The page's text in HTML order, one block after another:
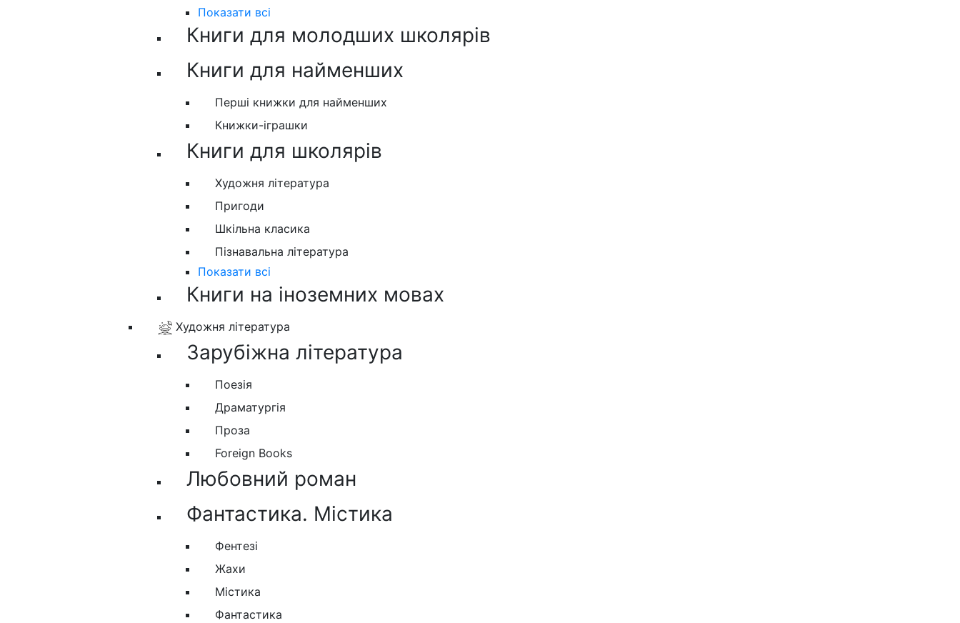
Показати всі
Книги для молодших школярів
Книги для найменших
Перші книжки для найменших
Книжки-іграшки
Книги для школярів
Художня література
Пригоди
Шкільна класика
Пізнавальна література
Показати всі
Книги на іноземних мовах
Художня література
Зарубіжна література
Поезія
Драматургія
Проза
Foreign Books
Любовний роман
Фантастика. Містика
Фентезі
Жахи
Містика
Фантастика